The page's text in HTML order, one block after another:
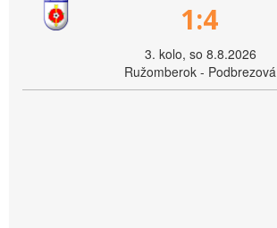
1:4
3. kolo, so 8.8.2026
Ružomberok - Podbrezová